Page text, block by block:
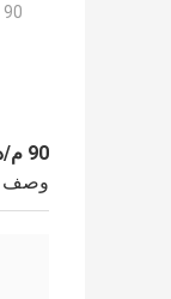
90 م/دقيقة آلة طاحونة أنابيب لإنتاج الأنابيب الهيكلية
وصف